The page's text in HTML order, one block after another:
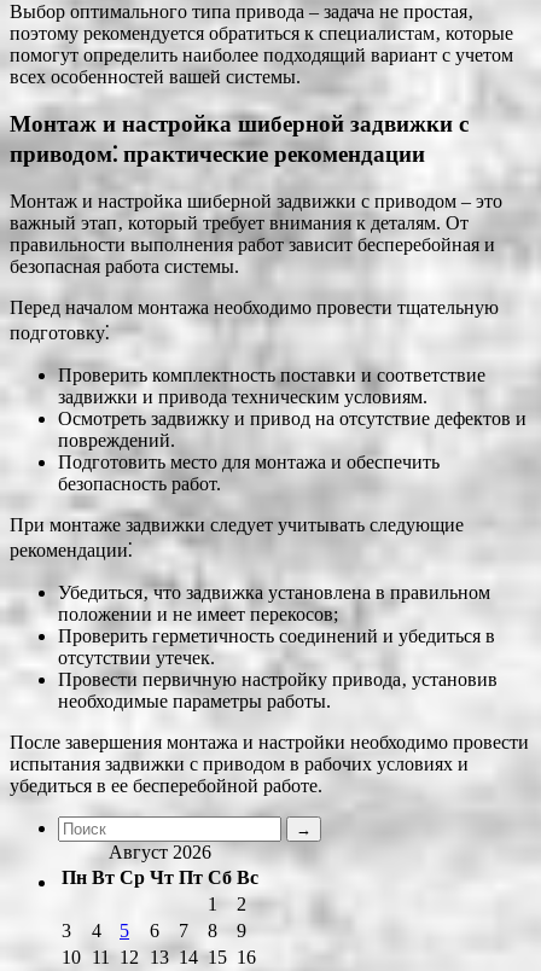
Выбор оптимального типа привода – задача не простая‚
поэтому рекомендуется обратиться к специалистам‚ которые
помогут определить наиболее подходящий вариант с учетом
всех особенностей вашей системы.
Монтаж и настройка шиберной задвижки с
приводом⁚ практические рекомендации
Монтаж и настройка шиберной задвижки с приводом – это
важный этап‚ который требует внимания к деталям. От
правильности выполнения работ зависит бесперебойная и
безопасная работа системы.
Перед началом монтажа необходимо провести тщательную
подготовку⁚
Проверить комплектность поставки и соответствие
задвижки и привода техническим условиям.
Осмотреть задвижку и привод на отсутствие дефектов и
повреждений.
Подготовить место для монтажа и обеспечить
безопасность работ.
При монтаже задвижки следует учитывать следующие
рекомендации⁚
Убедиться‚ что задвижка установлена в правильном
положении и не имеет перекосов;
Проверить герметичность соединений и убедиться в
отсутствии утечек.
Провести первичную настройку привода‚ установив
необходимые параметры работы.
После завершения монтажа и настройки необходимо провести
испытания задвижки с приводом в рабочих условиях и
убедиться в ее бесперебойной работе.
Август 2026
Пн Вт Ср Чт Пт Сб Вс
1
2
3
4 5 6 7 8
9
10 11 12 13 14 15 16